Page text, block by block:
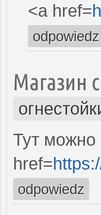
<a href=
odpowiedz
Магазин
Тут можно
href=
odpowiedz